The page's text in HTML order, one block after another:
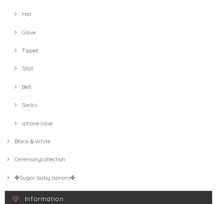
Hat
Glove
Tippet
Stall
Belt
Socks
iphone case
Black＆White
Ceremonycollection
✤Sugar baby aprons✤
Information